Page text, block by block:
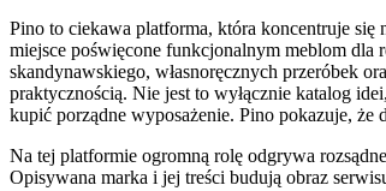
Pino to ciekawa platforma, która koncentruje się
miejsce poświęcone funkcjonalnym meblom
skandynawskiego, własnoręcznych przeróbek
praktycznością. Nie jest to wyłącznie katalog
kupić porządne wyposażenie. Pino pokazuje,
Na tej platformie ogromną rolę odgrywa
Opisywana marka i jej treści budują obraz